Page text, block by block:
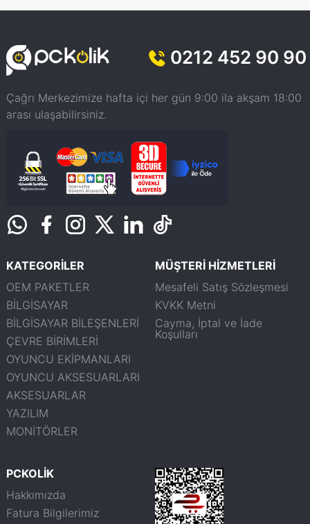
0212 452 90 90
Çağrı Merkezimize hafta içi her gün 9:00 ila akşam 18:00
arası ulaşabilirsiniz.
KATEGORİLER
OEM PAKETLER
BİLGİSAYAR
BİLGİSAYAR BİLEŞENLERİ
ÇEVRE BİRİMLERİ
OYUNCU EKİPMANLARI
OYUNCU AKSESUARLARI
AKSESUARLAR
YAZILIM
MONİTÖRLER
MÜŞTERİ HİZMETLERİ
Mesafeli Satış Sözleşmesi
KVKK Metni
Cayma, İptal ve İade
Koşulları
PCKOLİK
Hakkımızda
Fatura Bilgilerimiz